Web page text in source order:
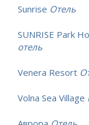
Sunrise Отель
SUNRISE Park
отель
Venera Resort
Volna Sea Village